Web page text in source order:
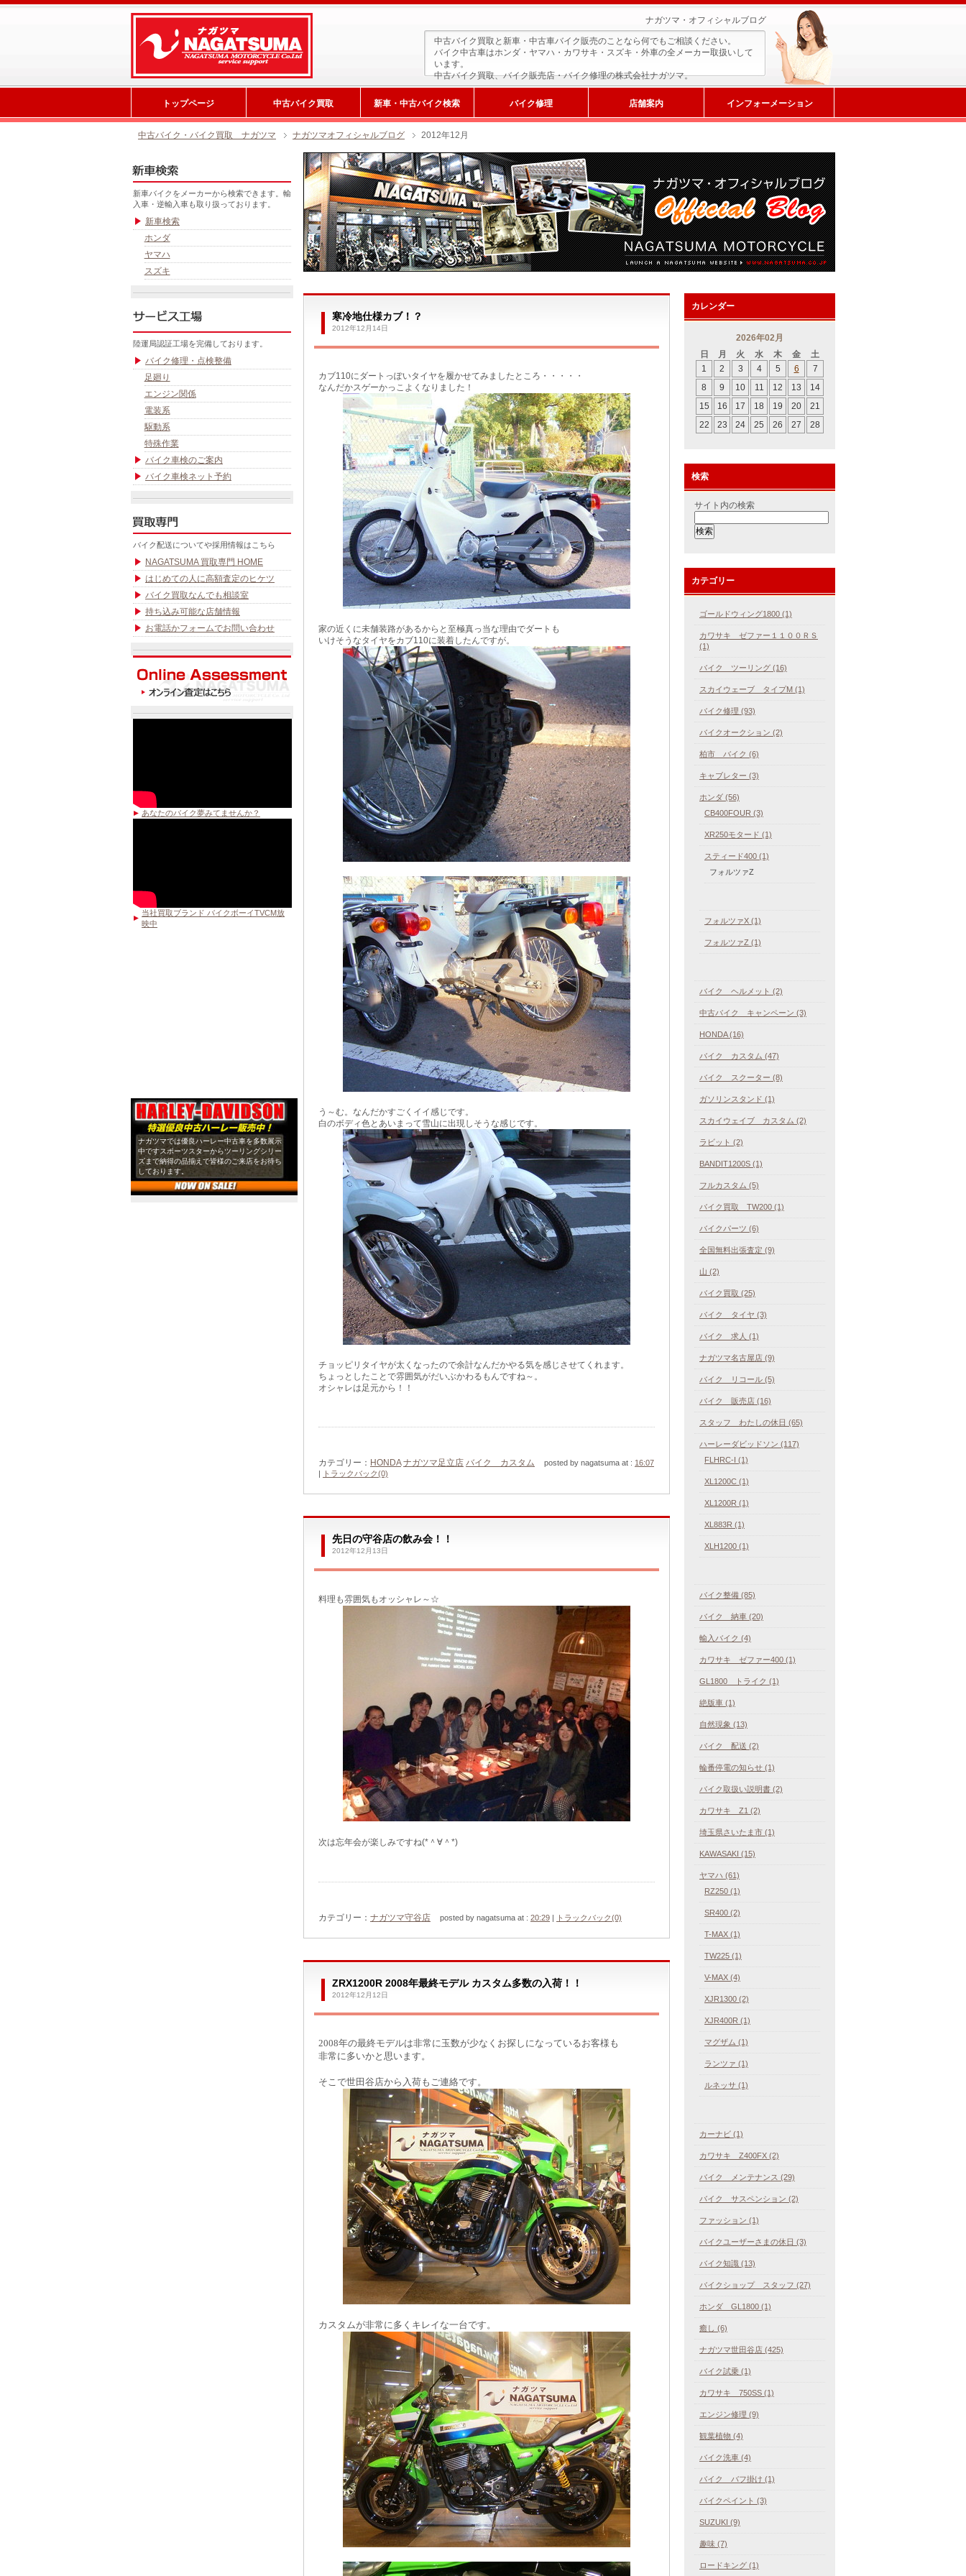
ナガツマ・オフィシャルブログ
中古バイク買取と新車・中古車バイク販売のことなら何でもご相談ください。
バイク中古車はホンダ・ヤマハ・カワサキ・スズキ・外車の全メーカー取扱いして
います。
中古バイク買取、バイク販売店・バイク修理の株式会社ナガツマ。
トップページ 中古バイク買取 新車・中古バイク検索 バイク修理 店舗案内 インフォーメーション
中古バイク・バイク買取 ナガツマ ナガツマオフィシャルブログ 2012年12月
寒冷地仕様カブ！？
2012年12月14日
カブ110にダートっぽいタイヤを履かせてみましたところ・・・・・
なんだかスゲーかっこよくなりました！
家の近くに未舗装路があるからと至極真っ当な理由でダートも
いけそうなタイヤをカブ110に装着したんですが。
う～む。なんだかすごくイイ感じです。
白のボディ色とあいまって雪山に出現しそうな感じです。
チョッピリタイヤが太くなったので余計なんだかやる気を感じさせてくれます。
ちょっとしたことで雰囲気がだいぶかわるもんですね～。
オシャレは足元から！！
カテゴリー： HONDA ナガツマ足立店 バイク カスタム posted by nagatsuma at : 16:07
|
トラックバック(0)
先日の守谷店の飲み会！！
2012年12月13日
料理も雰囲気もオッシャレ～☆
次は忘年会が楽しみですね(*＾∀＾*)
カテゴリー： ナガツマ守谷店 posted by nagatsuma at : 20:29 | トラックバック(0)
ZRX1200R 2008年最終モデル カスタム多数の入荷！！
2012年12月12日
2008年の最終モデルは非常に玉数が少なくお探しになっているお客様も
非常に多いかと思います。
そこで世田谷店から入荷もご連絡です。
カスタムが非常に多 く キレイな一台です。
カレンダー
2026年02月
日
月 火 水 木 金
土
1
2 3 4 5 6
7
8
9 10 11 12 13
14
15
16 17 18 19 20
21
22
23 24 25 26 27 28
検索
サイト内の検索
カテゴリー
ゴールドウィング1800 (1)
カワサキ ゼファー１１００ＲＳ
(1)
バイク ツーリング (16)
スカイウェーブ タイプM (1)
バイク修理 (93)
バイクオークション (2)
柏市 バイク (6)
キャブレター (3)
ホンダ (56)
CB400FOUR (3)
XR250モタード (1)
スティード400 (1)
フォルツァZ
フォルツァX (1)
フォルツァZ (1)
バイク ヘルメット (2)
中古バイク キャンペーン (3)
HONDA (16)
バイク カスタム (47)
バイク スクーター (8)
ガソリンスタンド (1)
スカイウェイブ カスタム (2)
ラビット (2)
BANDIT1200S (1)
フルカスタム (5)
バイク買取 TW200 (1)
バイクパーツ (6)
全国無料出張査定 (9)
山 (2)
バイク買取 (25)
バイク タイヤ (3)
バイク 求人 (1)
ナガツマ名古屋店 (9)
バイク リコール (5)
バイク 販売店 (16)
スタッフ わたしの休日 (65)
ハーレーダビッドソン (117)
FLHRC-I (1)
XL1200C (1)
XL1200R (1)
XL883R (1)
XLH1200 (1)
バイク整備 (85)
バイク 納車 (20)
輸入バイク (4)
カワサキ ゼファー400 (1)
GL1800 トライク (1)
絶版車 (1)
自然現象 (13)
バイク 配送 (2)
輪番停電の知らせ (1)
バイク取扱い説明書 (2)
カワサキ Z1 (2)
埼玉県さいたま市 (1)
KAWASAKI (15)
ヤマハ (61)
RZ250 (1)
SR400 (2)
T-MAX (1)
TW225 (1)
V-MAX (4)
XJR1300 (2)
XJR400R (1)
マグザム (1)
ランツァ (1)
ルネッサ (1)
カーナビ (1)
カワサキ Z400FX (2)
バイク メンテナンス (29)
バイク サスペンション (2)
ファッション (1)
バイクユーザーさまの休日 (3)
バイク知識 (13)
バイクショップ スタッフ (27)
ホンダ GL1800 (1)
癒し (6)
ナガツマ世田谷店 (425)
バイク試乗 (1)
カワサキ 750SS (1)
エンジン修理 (9)
観葉植物 (4)
バイク洗車 (4)
バイク バフ掛け (1)
バイクペイント (3)
SUZUKI (9)
趣味 (7)
ロードキング (1)
新車検索
新車バイクをメーカーから検索できます。輸
入車・逆輸入車も取り扱っております。
新車検索
ホンダ
ヤマハ
スズキ
陸運局認証工場を完備しております。
バイク修理・点検整備
足廻り
エンジン関係
電装系
駆動系
特殊作業
バイク車検のご案内
バイク車検ネット予約
バイク配送についてや採用情報はこちら
NAGATSUMA 買取専門 HOME
はじめての人に高額査定のヒケツ
バイク買取なんでも相談室
持ち込み可能な店舗情報
お電話かフォームでお問い合わせ
あなたのバイク夢みてませんか？
当社買取ブランド バイクボーイTVCM放
映中
ナガツマでは優良ハーレー中古車を多数展示
中ですスポーツスターからツーリングシリー
ズまで納得の品揃えで皆様のご来店をお待ち
しております。